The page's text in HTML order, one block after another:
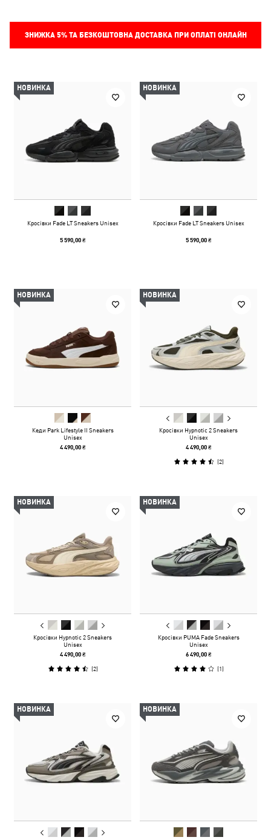
ЗНИЖКА 5%ТА БЕЗКОШТОВНА ДОСТАВКА ПРИ ОПЛАТІ ОНЛАЙН
НОВИНКА
Кросівки Fade LT Sneakers Unisex
5 590,00 ₴
НОВИНКА
Кросівки Fade LT Sneakers Unisex
5 590,00 ₴
НОВИНКА
Кеди Park Lifestyle II Sneakers
Unisex
4 490,00 ₴
НОВИНКА
Кросівки Hypnotic 2 Sneakers
Unisex
4 490,00 ₴
(2)
НОВИНКА
Кросівки Hypnotic 2 Sneakers
Unisex
4 490,00 ₴
(2)
НОВИНКА
Кросівки PUMA Fade Sneakers
Unisex
6 490,00 ₴
(1)
НОВИНКА НОВИНКА